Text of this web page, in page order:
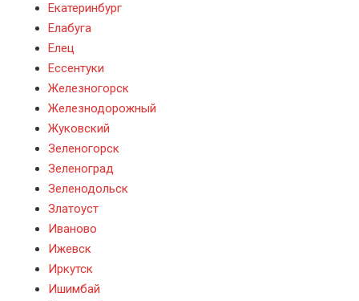
Екатеринбург
Елабуга
Елец
Ессентуки
Железногорск
Железнодорожный
Жуковский
Зеленогорск
Зеленоград
Зеленодольск
Златоуст
Иваново
Ижевск
Иркутск
Ишимбай